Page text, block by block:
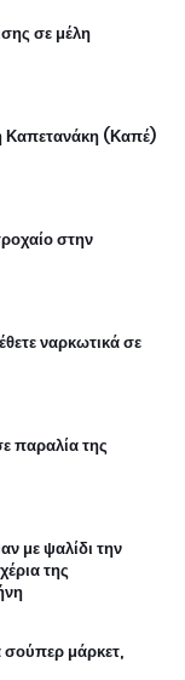
σε μέλη
Καπετανάκη (Καπέ)
στην
ναρκωτικά σε
παραλία της
με ψαλίδι την
της
σούπερ μάρκετ,